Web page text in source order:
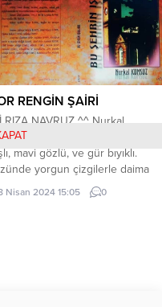
RENGİN ŞAİRİ
RIZA NAVRUZ ^^ Nurkal
Genellikle uzun saçlı, kalın
mavi gözlü, ve gür bıyıklı.
yorgun çizgilerle daima
bir ifâde hâkim. Kısa, sâkin
yürür. Hiçbir zaman acele
Nisan 2024 15:05 0